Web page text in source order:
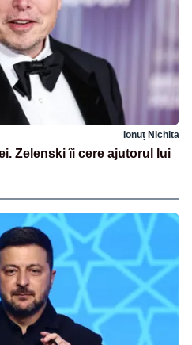
Ionuț Nichita
Zelenski îi cere ajutorul lui